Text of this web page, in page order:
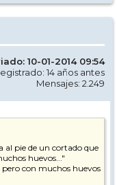
10-01-2014 09:54
14 años antes
Mensajes: 2.249
al pie de un cortado que
huevos..."
con muchos huevos